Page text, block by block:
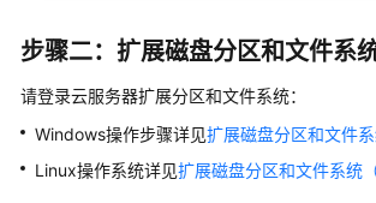
云
盘
管
理
步骤二：扩展磁盘分区和文件系
请登录云服务器扩展分区和文件系统：
Windows操作步骤详见扩展磁盘分区和文件
Linux操作系统详见扩展磁盘分区和文件系统